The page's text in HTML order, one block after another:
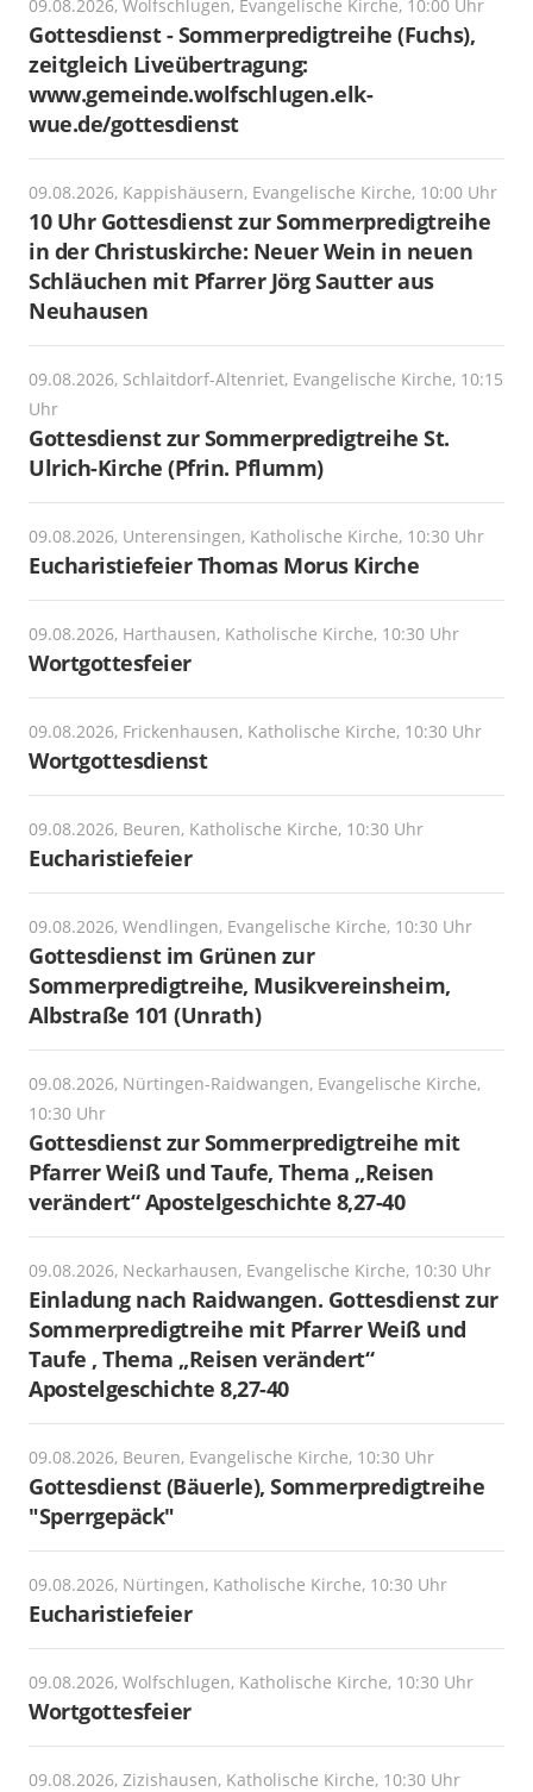
09.08.2026, Wolfschlugen, Evangelische Kirche, 10:00 Uhr
Gottesdienst - Sommerpredigtreihe (Fuchs),
zeitgleich Liveübertragung:
www.gemeinde.wolfschlugen.elk-
wue.de/gottesdienst
09.08.2026, Kappishäusern, Evangelische Kirche, 10:00 Uhr
10 Uhr Gottesdienst zur Sommerpredigtreihe
in der Christuskirche: Neuer Wein in neuen
Schläuchen mit Pfarrer Jörg Sautter aus
Neuhausen
09.08.2026, Schlaitdorf-Altenriet, Evangelische Kirche, 10:15
Uhr
Gottesdienst zur Sommerpredigtreihe St.
Ulrich-Kirche (Pfrin. Pflumm)
09.08.2026, Unterensingen, Katholische Kirche, 10:30 Uhr
Eucharistiefeier Thomas Morus Kirche
09.08.2026, Harthausen, Katholische Kirche, 10:30 Uhr
Wortgottesfeier
09.08.2026, Frickenhausen, Katholische Kirche, 10:30 Uhr
Wortgottesdienst
09.08.2026, Beuren, Katholische Kirche, 10:30 Uhr
Eucharistiefeier
09.08.2026, Wendlingen, Evangelische Kirche, 10:30 Uhr
Gottesdienst im Grünen zur
Sommerpredigtreihe, Musikvereinsheim,
Albstraße 101 (Unrath)
09.08.2026, Nürtingen-Raidwangen, Evangelische Kirche,
10:30 Uhr
Gottesdienst zur Sommerpredigtreihe mit
Pfarrer Weiß und Taufe, Thema „Reisen
verändert“ Apostelgeschichte 8,27-40
09.08.2026, Neckarhausen, Evangelische Kirche, 10:30 Uhr
Einladung nach Raidwangen. Gottesdienst zur
Sommerpredigtreihe mit Pfarrer Weiß und
Taufe , Thema „Reisen verändert“
Apostelgeschichte 8,27-40
09.08.2026, Beuren, Evangelische Kirche, 10:30 Uhr
Gottesdienst (Bäuerle), Sommerpredigtreihe
"Sperrgepäck"
09.08.2026, Nürtingen, Katholische Kirche, 10:30 Uhr
Eucharistiefeier
09.08.2026, Wolfschlugen, Katholische Kirche, 10:30 Uhr
Wortgottesfeier
09.08.2026, Zizishausen, Katholische Kirche, 10:30 Uhr